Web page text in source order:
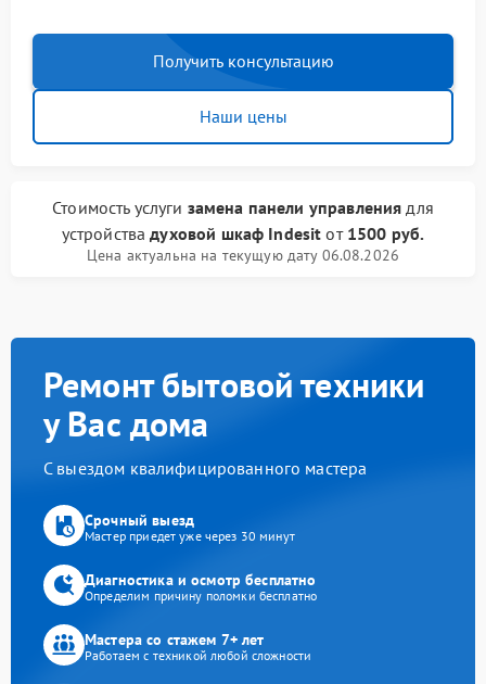
Получить консультацию
Наши цены
Стоимость услуги замена панели управления для
устройствадуховой шкаф Indesit от 1500 руб.
Цена актуальна на текущую дату 06.08.2026
Ремонт бытовой техники
у Вас дома
С выездом квалифицированного мастера
Срочный выезд
Мастер приедет уже через 30 минут
Диагностика и осмотр бесплатно
Определим причину поломки бесплатно
Мастера со стажем 7+ лет
Работаем с техникой любой сложности